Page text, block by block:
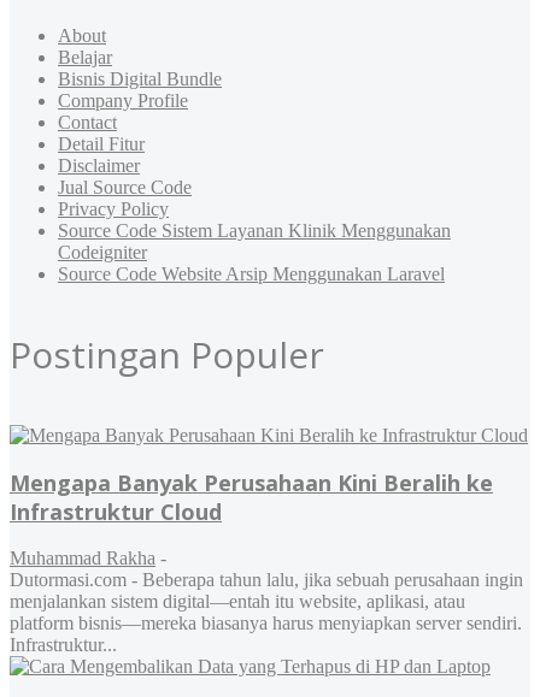
About
Belajar
Bisnis Digital Bundle
Company Profile
Contact
Detail Fitur
Disclaimer
Jual Source Code
Privacy Policy
Source Code Sistem Layanan Klinik Menggunakan
Codeigniter
Source Code Website Arsip Menggunakan Laravel
Postingan Populer
Mengapa Banyak Perusahaan Kini Beralih ke
Infrastruktur Cloud
Muhammad Rakha -
Dutormasi.com - Beberapa tahun lalu, jika sebuah perusahaan ingin
menjalankan sistem digital—entah itu website, aplikasi, atau
platform bisnis—mereka biasanya harus menyiapkan server sendiri.
Infrastruktur...